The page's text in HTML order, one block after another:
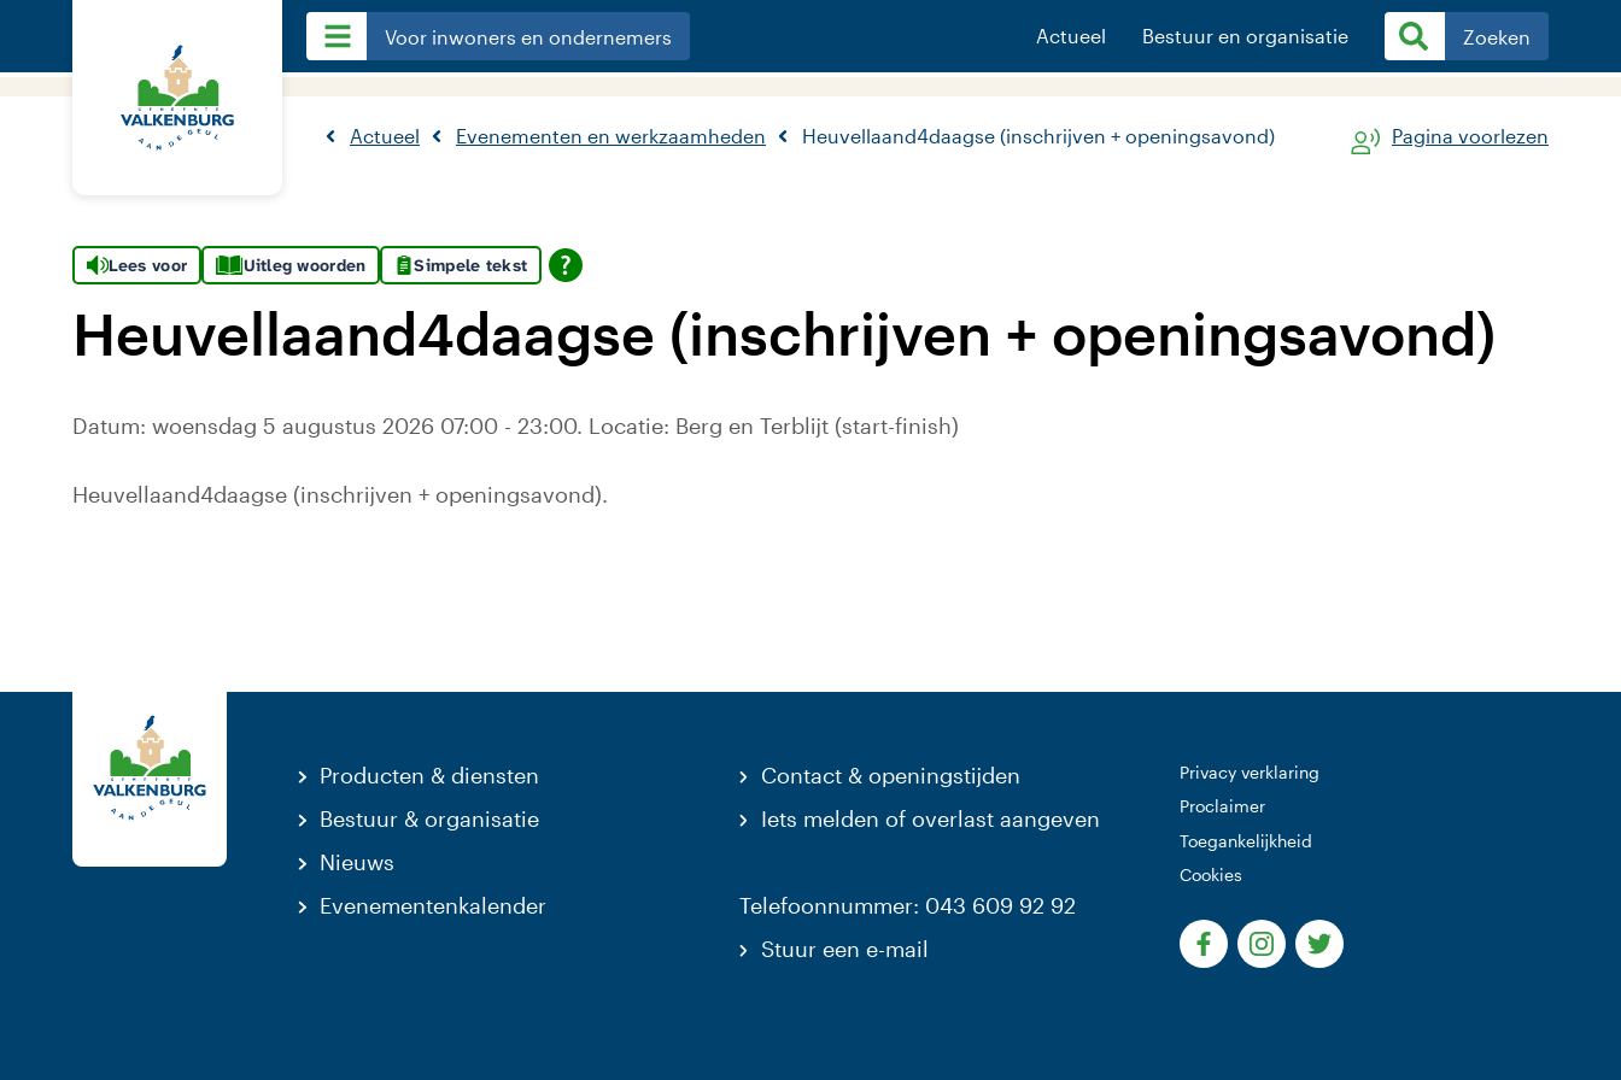
Voor inwoners en ondernemers Actueel Bestuur en organisatie Zoeken
Actueel Evenementen en werkzaamheden Heuvellaand4daagse (inschrijven + openingsavond) Pagina voorlezen
Lees voor Uitleg woorden Simpele tekst
Heuvellaand4daagse (inschrijven + openingsavond)
Datum: woensdag 5 augustus 2026 07:00 - 23:00. Locatie: Berg en Terblijt (start-finish)
Heuvellaand4daagse (inschrijven + openingsavond).
Producten & diensten
Bestuur & organisatie
Nieuws
Evenementenkalender
Contact & openingstijden
Iets melden of overlast aangeven
Telefoonnummer: 043 609 92 92
Stuur een e-mail
Privacy verklaring
Proclaimer
Toegankelijkheid
Cookies
(Deze link gaat naar een externe website)
(Deze link gaat naar een externe
(Deze link gaat naar een